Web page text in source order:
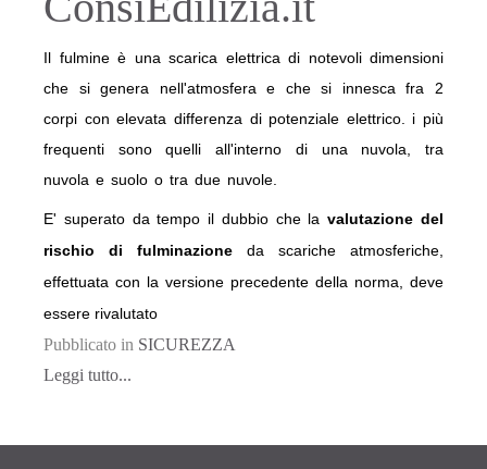
Il fulmine è una scarica elettrica di notevoli dimensioni
che si genera nell'atmosfera e che si innesca fra 2
corpi con elevata differenza di potenziale elettrico. i più
frequenti sono quelli all'interno di una nuvola, tra
nuvola e suolo o tra due nuvole.
E' superato da tempo il dubbio che lavalutazione del
rischio di fulminazione da scariche atmosferiche,
effettuata con la versione precedente della norma, deve
essere rivalutato
Pubblicato in SICUREZZA
Leggi tutto...